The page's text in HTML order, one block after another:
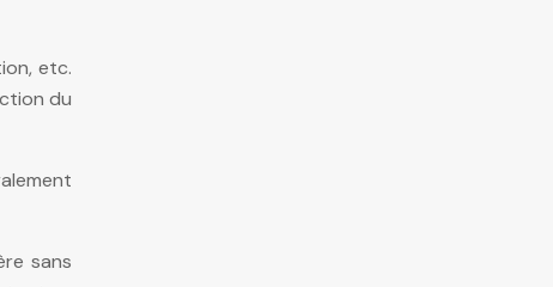
etc.
du
sans